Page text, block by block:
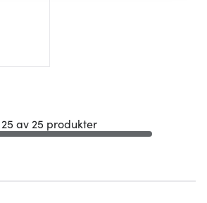
dig av.
25 av 25 produkter